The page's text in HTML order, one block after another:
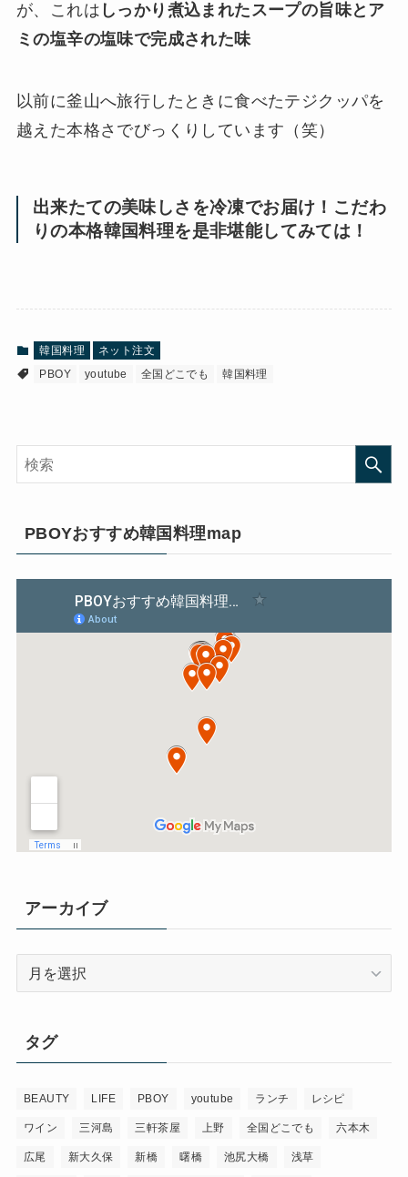
が、これは しっかり煮込まれたスープの旨味とア
ミの塩辛の塩味で完成された味
以前に釜山へ旅行したときに食べたテジクッパを
越えた本格さでびっくりしています（笑）
出来たての美味しさを冷凍でお届け！こだわ
りの本格韓国料理を是非堪能してみては！
韓国料理
ネット注文
PBOY
youtube 全国どこでも 韓国料理
PBOYおすすめ韓国料理map
アーカイブ
ブ
タグ
BEAUTY LIFE PBOY youtube ランチ レシピ
ワイン 三河島 三軒茶屋 上野 全国どこでも 六本木
広尾 新大久保 新橋 曙橋 池尻大橋 浅草